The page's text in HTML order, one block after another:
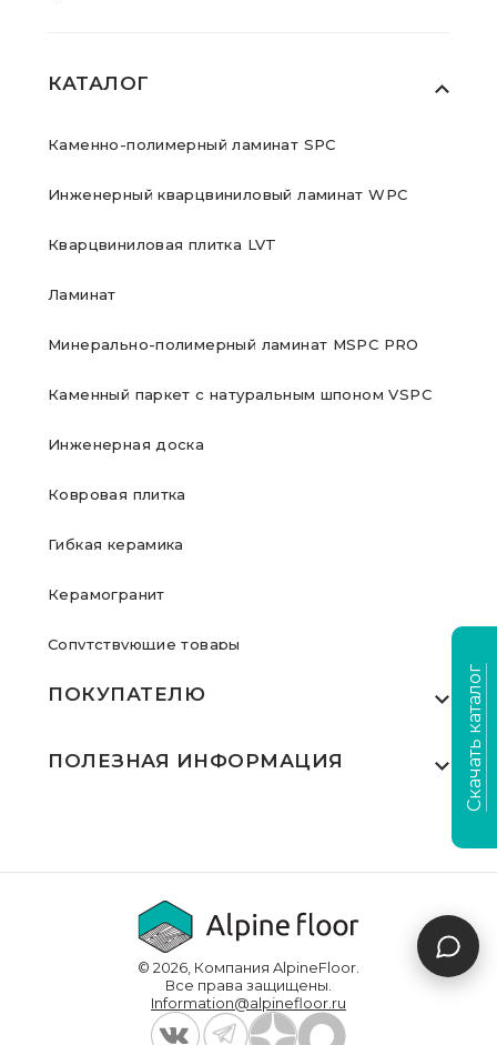
КАТАЛОГ
Каменно-полимерный ламинат SPC
Инженерный кварцвиниловый ламинат WPC
Кварцвиниловая плитка LVT
Ламинат
Минерально-полимерный ламинат MSPC PRO
Каменный паркет с натуральным шпоном VSPC
Инженерная доска
Ковровая плитка
Гибкая керамика
Керамогранит
Сопутствующие товары
ПОКУПАТЕЛЮ
Где купить
Выполненные проекты
Доставка и оплата
ПОЛЕЗНАЯ ИНФОРМАЦИЯ
Видеообзоры
Для дилеров
Инструкции по укладке
Часто задаваемые вопросы
© 2026, Компания AlpineFloor.
Все права защищены.
Information@alpinefloor.ru
Скачать каталог